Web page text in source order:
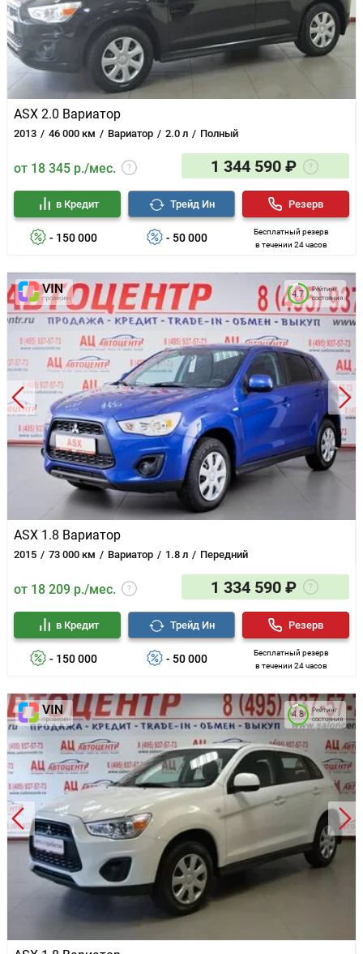
ASX 2.0 Вариатор
2013 46 000 км Вариатор 2.0 л Полный
от 18 345 р./мес. 1 344 590 ₽
- 150 000
в Кредит
- 50 000
Трейд Ин
Бесплатный резерв
в течении 24 часов
Резерв
ASX 1.8 Вариатор
2015 73 000 км Вариатор 1.8 л Передний
Рейтинг
состояния
4.7
от 18 209 р./мес. 1 334 590 ₽
- 150 000
в Кредит
- 50 000
Трейд Ин
Бесплатный резерв
в течении 24 часов
Резерв
Рейтинг
состояния
4.8